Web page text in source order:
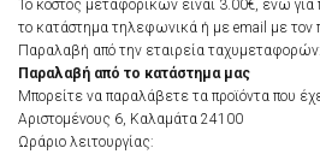
Το κόστος μεταφορικών είναι 3.00€, ενώ
το κατάστημα τηλεφωνικά ή με email με τον
Παραλαβή από την εταιρεία
Παραλαβή από το κατάστημα μας
Μπορείτε να παραλάβετε τα προϊόντα που
Αριστομένους 6, Καλαμάτα 24100
Ωράριο λειτουργίας: